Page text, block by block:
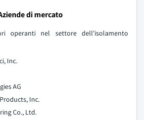
di mercato
operanti nel settore dell'isolamento
Inc.
AG
Inc.
Co., Ltd.